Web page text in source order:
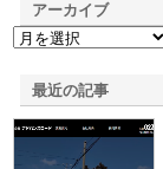
アーカイブ
最近の記事